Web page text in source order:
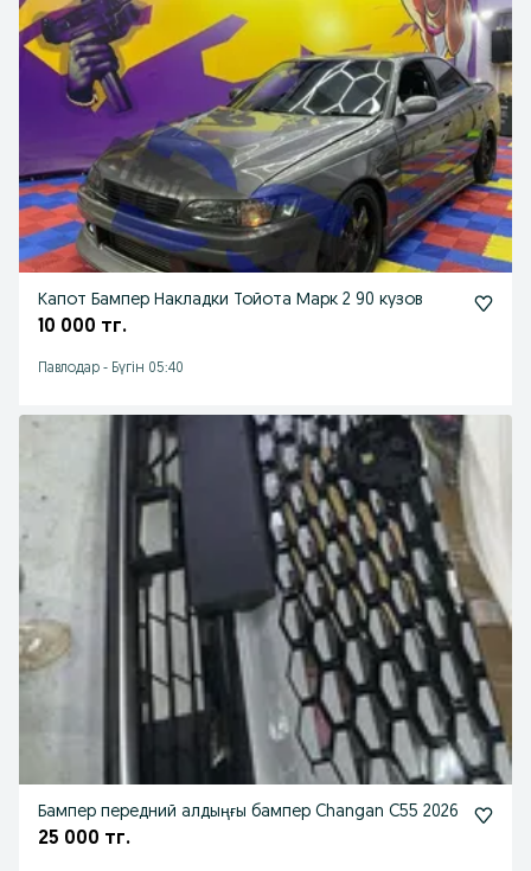
Капот Бампер Накладки Тойота Марк 2 90 кузов
10 000 тг.
Павлодар - Бүгін 05:40
Бампер передний алдыңғы бампер Changan C55 2026
25 000 тг.